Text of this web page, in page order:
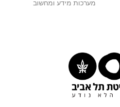
מערכות מידע ומחשוב